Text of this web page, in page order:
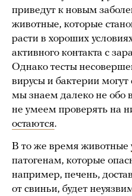
приведут к новым
животные, которые
расти в хороших
активного контакта с
Однако тесты
вирусы и бактерии
мы знаем далеко не обо
не умеем проверять на
остаются.
В то же время животные
патогенам, которые
например, печень,
от свиньи, будет